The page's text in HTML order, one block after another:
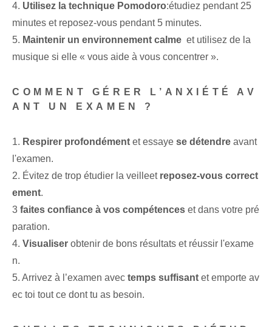
4. Utilisez la technique⁤ Pomodoro:‍étudiez pendant 25
minutes et reposez-vous pendant 5 minutes.
5. Maintenir un environnement calme ⁤ et utilisez de la
musique si elle « vous aide à vous concentrer ».
COMMENT GÉRER L’ANXIÉTÉ AV
ANT UN EXAMEN ?
1. Respirer profondément et essaye se détendre avant
l'examen.
2.​ Évitez de trop étudier la veille⁤et reposez-vous correct
ement.
3 faites confiance à vos compétences et dans votre pré
paration.
4. Visualiser ⁤obtenir de bons ‌résultats et réussir‍ l'exame
n.
5.‍ Arrivez à l’examen avec temps suffisant ‌et‌ emporte⁤ av
ec toi tout ce dont tu as besoin.